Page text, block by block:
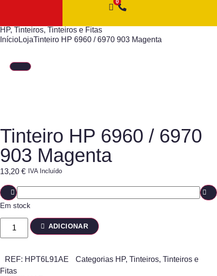
HP, Tinteiros, Tinteiros e Fitas
InícioLojaTinteiro HP 6960 / 6970 903 Magenta
Tinteiro HP 6960 / 6970
903 Magenta
13,20 € IVA Incluído
Em stock
ADICIONAR
REF: HPT6L91AE Categorias HP, Tinteiros, Tinteiros e
Fitas